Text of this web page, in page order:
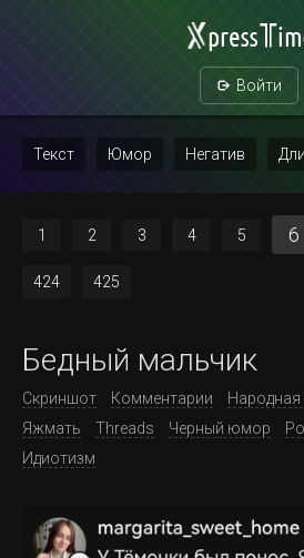
Войти
Текст Юмор Негатив
1 2 3 4 5 6
424 425
Бедный мальчик
Скриншот Комментарии Народная
Яжмать
Threads Черный юмор
Идиотизм